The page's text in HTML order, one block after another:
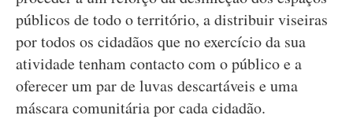
públicos de todo o território, a distribuir viseiras
por todos os cidadãos que no exercício da sua
atividade tenham contacto com o público e a
oferecer um par de luvas descartáveis e uma
máscara comunitária por cada cidadão.